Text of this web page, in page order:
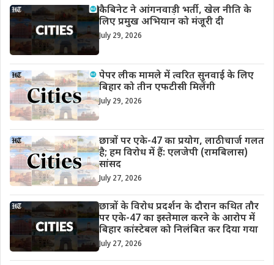
कैबिनेट ने आंगनवाड़ी भर्ती, खेल नीति के
लिए प्रमुख अभियान को मंजूरी दी
July 29, 2026
पेपर लीक मामले में त्वरित सुनवाई के लिए
बिहार को तीन एफटीसी मिलेंगी
July 29, 2026
छात्रों पर एके-47 का प्रयोग, लाठीचार्ज गलत
है; हम विरोध में हैं: एलजेपी (रामबिलास)
सांसद
July 27, 2026
छात्रों के विरोध प्रदर्शन के दौरान कथित तौर
पर एके-47 का इस्तेमाल करने के आरोप में
बिहार कांस्टेबल को निलंबित कर दिया गया
July 27, 2026